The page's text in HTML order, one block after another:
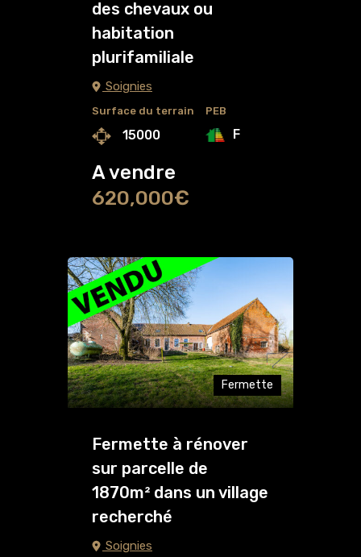
des chevaux ou
habitation
plurifamiliale
Soignies
Surface du terrain
15000
PEB
F
A vendre
620,000€
Fermette
Fermette à rénover
sur parcelle de
1870m² dans un village
recherché
Soignies